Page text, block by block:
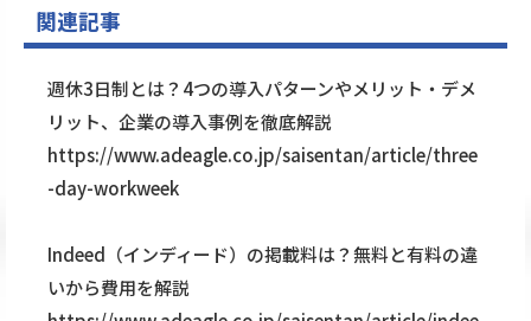
関連記事
週休3日制とは？4つの導入パターンやメリット・デメ
リット、企業の導入事例を徹底解説
https://www.adeagle.co.jp/saisentan/article/three
-day-workweek
Indeed（インディード）の掲載料は？無料と有料の違
いから費用を解説